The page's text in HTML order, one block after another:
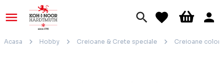
Acasa Hobby Creioane & Crete speciale Creioane